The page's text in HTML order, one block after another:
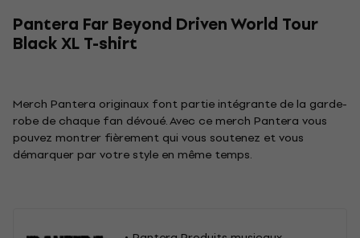
Pantera Far Beyond Driven World Tour
Black XL T-shirt
Merch Pantera originaux font partie intégrante de la garde-
robe de chaque fan dévoué. Avec ce merch Pantera vous
pouvez montrer fièrement qui vous soutenez et vous
démarquer par votre style en même temps.